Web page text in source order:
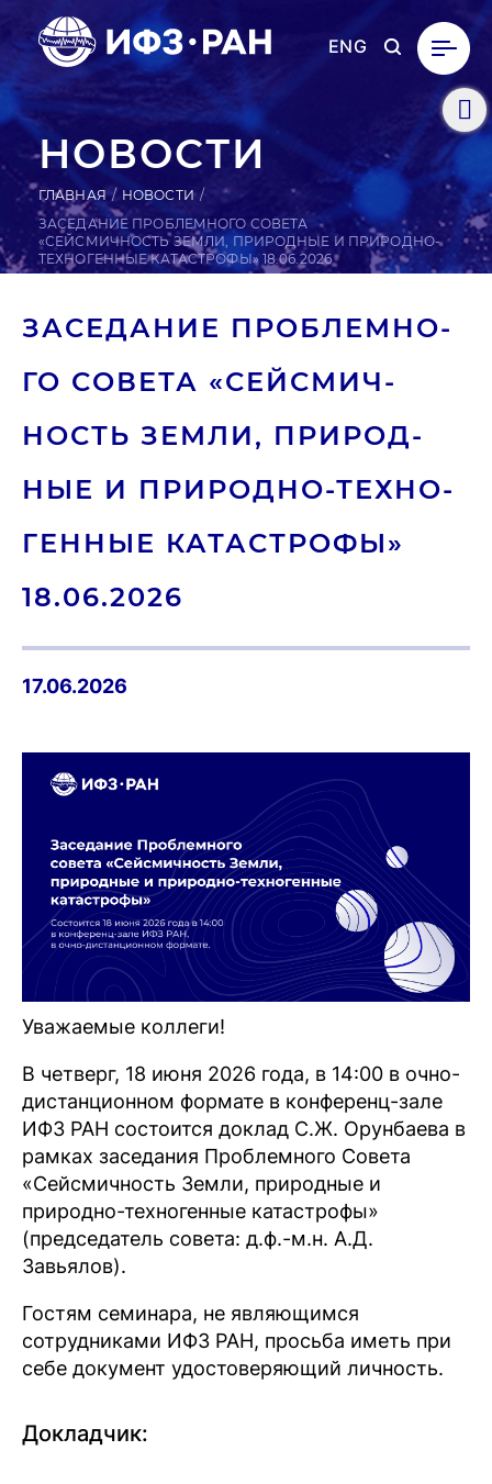
ENG
НОВОСТИ
ГЛАВНАЯ
НОВОСТИ
ЗАСЕДАНИЕ ПРОБЛЕМНОГО СОВЕТА
«СЕЙСМИЧНОСТЬ ЗЕМЛИ, ПРИРОДНЫЕ И ПРИРОДНО-
ТЕХНОГЕННЫЕ КАТАСТРОФЫ» 18.06.2026
ЗА­СЕДА­НИЕ ПРОБ­ЛЕМНО­
ГО СОВЕТА «СЕЙ­СМИЧ­
НОСТЬ ЗЕМЛИ, ПРИ­РОД­
НЫЕ И ПРИ­РОД­НО-ТЕХ­НО­
ГЕН­НЫЕ КА­ТАС­ТРО­ФЫ»
18.06.2026
17.06.2026
Уважаемые коллеги!
В четверг, 18 июня 2026 года, в 14:00 в очно-
дистанционном формате в конференц-зале
ИФЗ РАН состоится доклад С.Ж. Орунбаева в
рамках заседания Проблемного Совета
«Сейсмичность Земли, природные и
природно-техногенные катастрофы»
(председатель совета: д.ф.-м.н. А.Д.
Завьялов).
Гостям семинара, не являющимся
сотрудниками ИФЗ РАН, просьба иметь при
себе документ удостоверяющий личность.
Докладчик: